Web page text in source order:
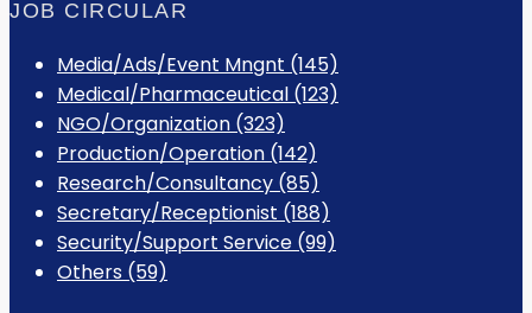
JOB CIRCULAR
Media/Ads/Event Mngnt (145)
Medical/Pharmaceutical (123)
NGO/Organization (323)
Production/Operation (142)
Research/Consultancy (85)
Secretary/Receptionist (188)
Security/Support Service (99)
Others (59)